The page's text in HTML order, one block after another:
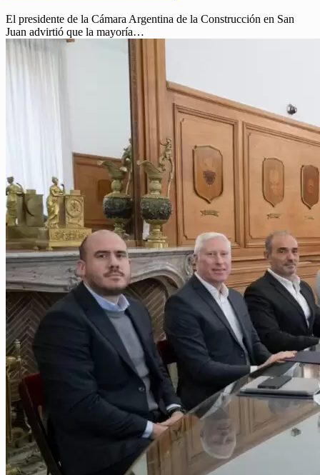
El presidente de la Cámara Argentina de la Construcción en San
Juan advirtió que la mayoría…